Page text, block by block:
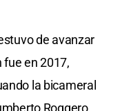
de avanzar
en 2017,
la bicameral
Roggero,